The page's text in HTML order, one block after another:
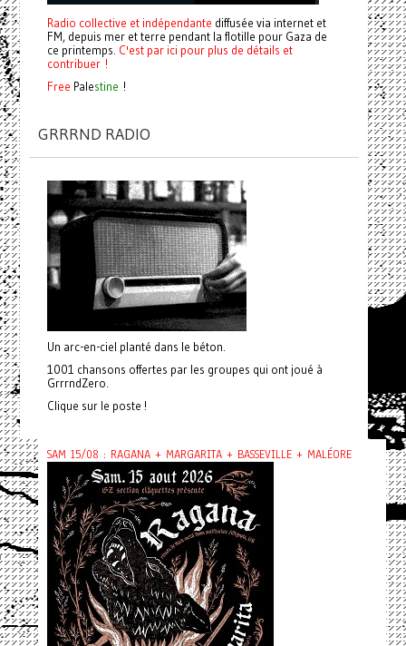
Radio collective et indépendante diffusée via internet et
FM, depuis mer et terre pendant la flotille pour Gaza de
ce printemps. C'est par ici pour plus de détails et
contribuer !
Free Palestine !
GRRRND RADIO
Un arc-en-ciel planté dans le béton.
1001 chansons offertes par les groupes qui ont joué à
GrrrndZero.
Clique sur le poste !
SAM 15/08 : RAGANA + MARGARITA + BASSEVILLE + MALÉORE